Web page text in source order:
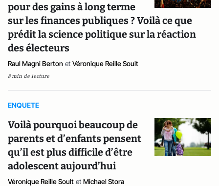
pour des gains à long terme
sur les finances publiques ? Voilà ce que
prédit la science politique sur la réaction
des électeurs
Raul Magni Berton et Véronique Reille Soult
8 min de lecture
ENQUETE
Voilà pourquoi beaucoup de
parents et d’enfants pensent
qu’il est plus difficile d’être
adolescent aujourd’hui
Véronique Reille Soult et Michael Stora